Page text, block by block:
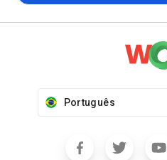
Português